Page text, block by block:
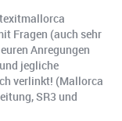
Fragen (auch sehr
Anregungen
jegliche
verlinkt! (Mallorca
SR3 und